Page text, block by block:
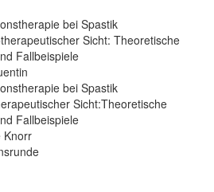
bei Spastik
Sicht: Theoretische
Fallbeispiele
bei Spastik
Sicht:Theoretische
Fallbeispiele
Knorr